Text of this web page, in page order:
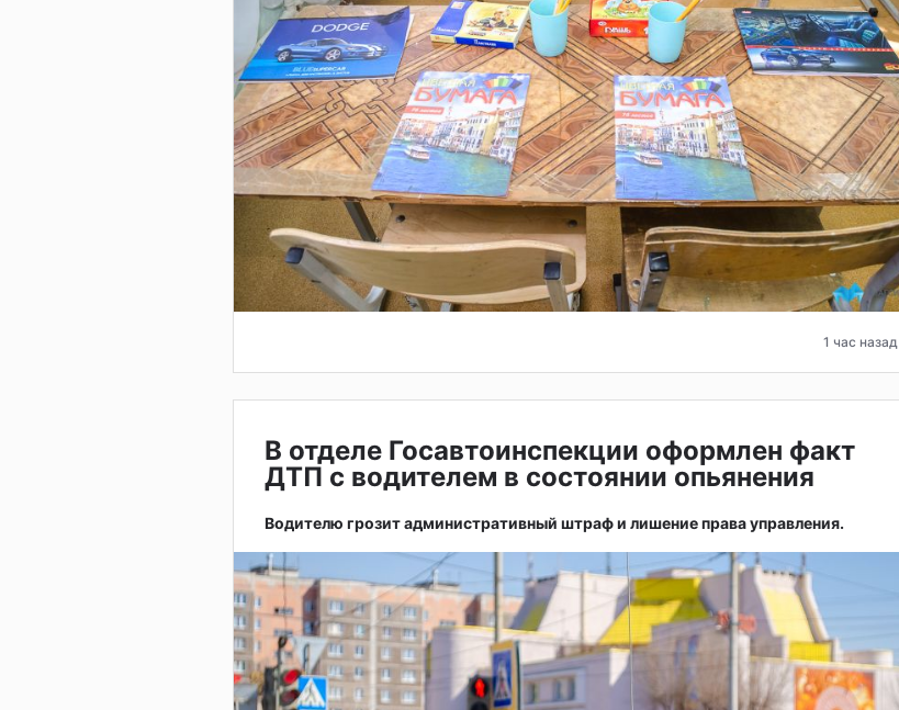
1 час назад
В отделе Госавтоинспекции оформлен факт
ДТП с водителем в состоянии опьянения
Водителю грозит административный штраф и лишение права управления.